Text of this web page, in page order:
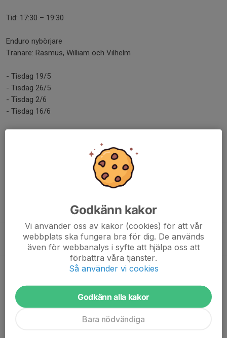
Tid: 17:30 – 19:30
Enduro nybörjare
Tränare: Rasmus, William och Vilhelm
- Tisdag 19/5
- Tisdag 26/5
- Tisdag 2/6
- Tisdag 16/6
Tidigare nyheter
Åsätra MK deltar på Kanalens dag
20 jul, 11:36 0
Enduro - Träningsgrupp nybörjare
Åsätra endurolag till Gripendygnet
9 jul, 19:57 0
Godkänn kakor
Vi använder oss av kakor (cookies) för att vår
webbplats ska fungera bra för dig. De används
även för webbanalys i syfte att hjälpa oss att
förbättra våra tjänster.
Så använder vi cookies
Godkänn alla kakor
Bara nödvändiga